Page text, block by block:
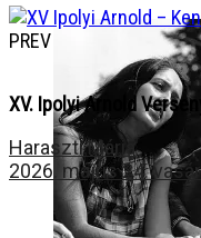
PREV
XV. Ipolyi Arnold
Haraszti Mária
2026. május 24.